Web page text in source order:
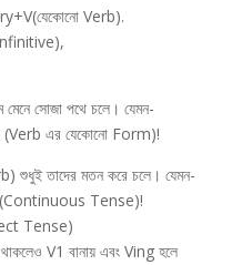
Verb).
সোজা পথে চলে। যেমন-
এর যেকোনো Form)!
তাদের মতন করে চলে। যেমন-
(Continuous Tense)!
Tense)
V1 বানায় এবং Ving হলে